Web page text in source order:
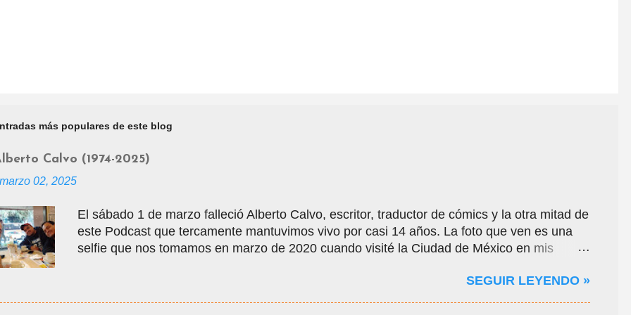
más populares de este blog
Calvo (1974-2025)
marzo 02, 2025
El sábado 1 de marzo falleció Alberto Calvo, escritor, traductor de cómics y la otra mitad de
este Podcast que tercamente mantuvimos vivo por casi 14 años. La foto que ven es una
selfie que nos tomamos en marzo de 2020 cuando visité la Ciudad de México en mis
tuvo la gentileza de mostrarme muchos lugares de la ciudad y ayudarme a conseguir
entradas para visitar la Mole, donde conocí a algunos de sus amigos de Comikaze. Con
SEGUIR LEYENDO »